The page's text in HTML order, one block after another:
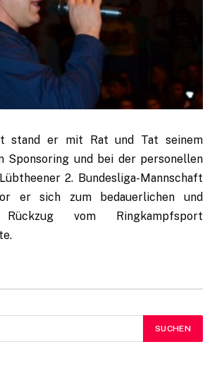
stand er mit Rat und Tat seinem
Sponsoring und bei der personellen
2. Bundesliga-Mannschaft
er sich zum bedauerlichen und
Rückzug vom Ringkampfsport